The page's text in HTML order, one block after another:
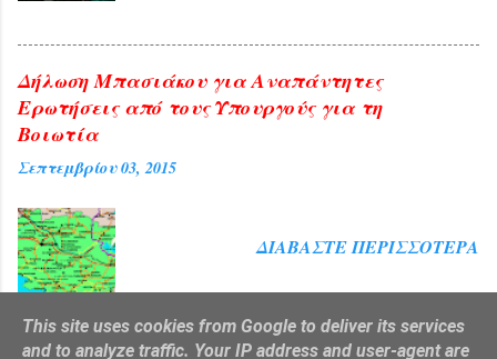
Δήλωση Μπασιάκου για Αναπάντητες
Ερωτήσεις από τους Υπουργούς για τη
Βοιωτία
Σεπτεμβρίου 03, 2015
ΔΙΑΒΆΣΤΕ ΠΕΡΙΣΣΌΤΕΡΑ
This site uses cookies from Google to deliver its services
and to analyze traffic. Your IP address and user-agent are